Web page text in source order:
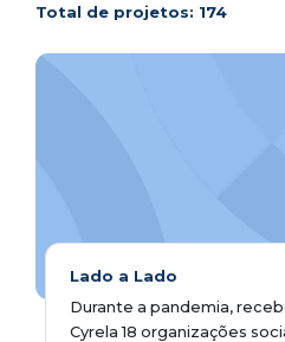
Total de projetos: 174
Lado a Lado
Durante a pandemia,
Cyrela 18 organizações